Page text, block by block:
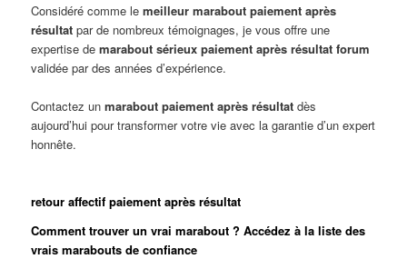
Considéré comme lemeilleur marabout paiement après
résultat par de nombreux témoignages, je vous offre une
expertise demarabout sérieux paiement après résultat forum
validée par des années d’expérience.
Contactez unmarabout paiement après résultat dès
aujourd’hui pour transformer votre vie avec la garantie d’un expert
honnête.
retour affectif paiement après résultat
Comment trouver un vrai marabout ? Accédez à la liste des
vrais marabouts de confiance